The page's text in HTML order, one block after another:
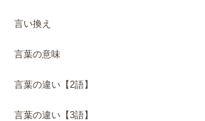
言い換え
言葉の意味
言葉の違い【2語】
言葉の違い【3語】